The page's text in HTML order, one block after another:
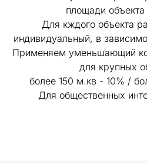
площади
Для кждого объекта
индивидуальный, в
Применяем уменьшающий
для крупных
более 150 м.кв - 10% /
Для общественных